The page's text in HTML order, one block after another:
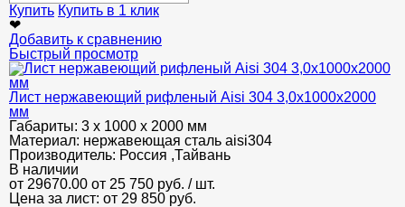
Купить Купить в 1 клик
❤
Добавить к сравнению
Быстрый просмотр
Лист нержавеющий рифленый Aisi 304 3,0х1000х2000
мм
Габариты: 3 х 1000 х 2000 мм
Материал: нержавеющая сталь aisi304
Производитель: Россия ,Тайвань
В наличии
от 29670.00 от 25 750 руб. / шт.
Цена за лист: от 29 850 руб.